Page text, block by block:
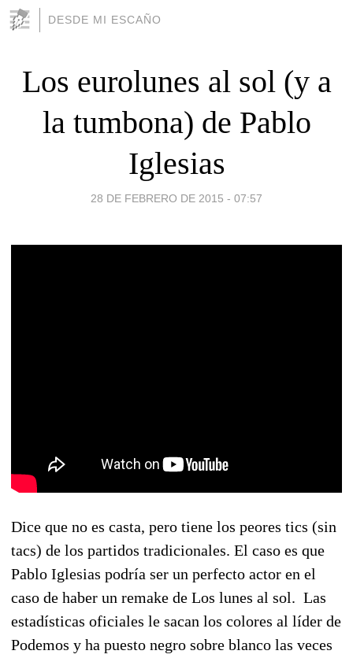
DESDE MI ESCAÑO
Los eurolunes al sol (y a
la tumbona) de Pablo
Iglesias
28 DE FEBRERO DE 2015 - 07:57
Dice que no es casta, pero tiene los peores tics (sin
tacs) de los partidos tradicionales. El caso es que
Pablo Iglesias podría ser un perfecto actor en el
caso de haber un remake de Los lunes al sol. Las
estadísticas oficiales le sacan los colores al líder de
Podemos y ha puesto negro sobre blanco las veces